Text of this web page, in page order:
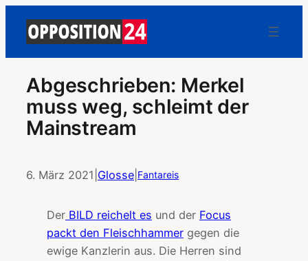
Abgeschrieben: Merkel
muss weg, schleimt der
Mainstream
6. März 2021 Glosse Fantareis
Der BILD reichelt es und der Focus
packt den Fleischhammer gegen die
ewige Kanzlerin aus. Die Herren sind